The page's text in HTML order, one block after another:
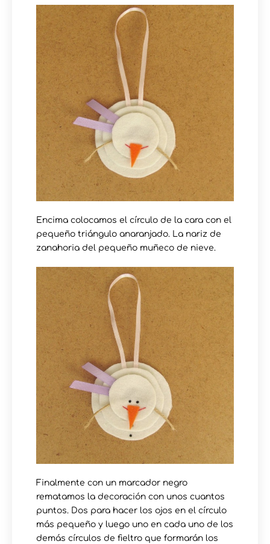
Encima colocamos el círculo de la cara con el
pequeño triángulo anaranjado. La nariz de
zanahoria del pequeño muñeco de nieve.
Finalmente con un marcador negro
rematamos la decoración con unos cuantos
puntos. Dos para hacer los ojos en el círculo
más pequeño y luego uno en cada uno de los
demás círculos de fieltro que formarán los